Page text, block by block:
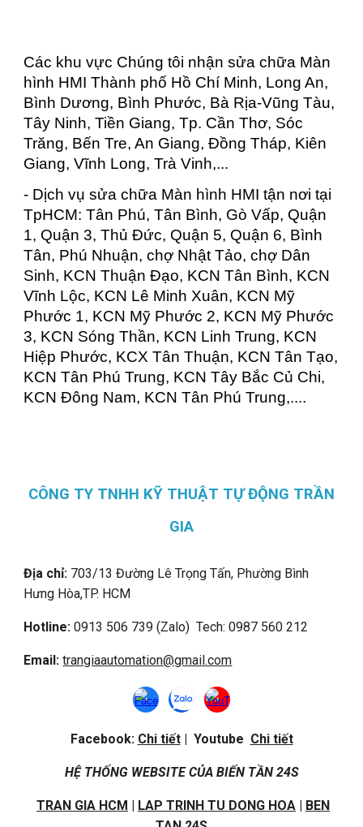
Các khu vực Chúng tôi nhận sửa chữa Màn
hình HMI Thành phố Hồ Chí Minh, Long An,
Bình Dương, Bình Phước, Bà Rịa-Vũng Tàu,
Tây Ninh, Tiền Giang, Tp. Cần Thơ, Sóc
Trăng, Bến Tre, An Giang, Đồng Tháp, Kiên
Giang, Vĩnh Long, Trà Vinh,...
- Dịch vụ sửa chữa Màn hình HMI tận nơi tại
TpHCM: Tân Phú, Tân Bình, Gò Vấp, Quận
1, Quận 3, Thủ Đức, Quận 5, Quận 6, Bình
Tân, Phú Nhuận, chợ Nhật Tảo, chợ Dân
Sinh, KCN Thuận Đạo, KCN Tân Bình, KCN
Vĩnh Lộc, KCN Lê Minh Xuân, KCN Mỹ
Phước 1, KCN Mỹ Phước 2, KCN Mỹ Phước
3, KCN Sóng Thần, KCN Linh Trung, KCN
Hiệp Phước, KCX Tân Thuận, KCN Tân Tạo,
KCN Tân Phú Trung, KCN Tây Bắc Củ Chi,
KCN Đông Nam, KCN Tân Phú Trung,....
CÔNG TY TNHH KỸ THUẬT TỰ ĐỘNG TRẦN
GIA
Địa chỉ: 703/13 Đường Lê Trọng Tấn, Phường Bình
Hưng Hòa,TP. HCM
Hotline: 0913 506 739 (Zalo) Tech: 0987 560 212
Email:trangiaautomation@gmail.com
Facebook: Chi tiết| Youtube Chi tiết
HỆ THỐNG WEBSITE CỦA BIẾN TẦN 24S
TRAN GIA HCM | LAP TRINH TU DONG HOA | BEN